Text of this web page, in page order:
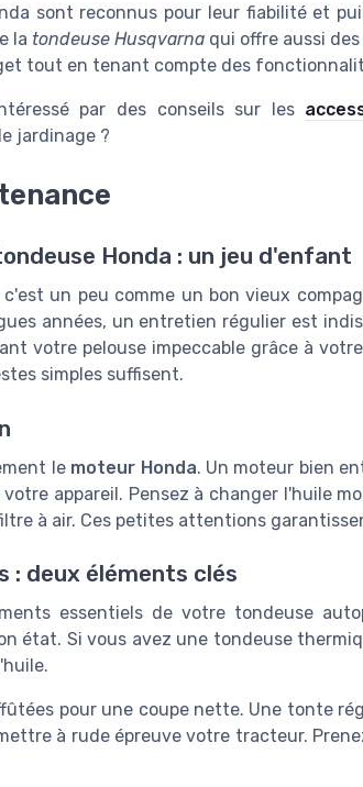
sont reconnus pour leur fiabilité et
la tondeuse Husqvarna qui offre aussi
tout en tenant compte des
par des conseils sur les
jardinage ?
Honda : un jeu d'enfant
un peu comme un bon vieux
années, un entretien régulier est
votre pelouse impeccable grâce à
simples suffisent.
le moteur Honda. Un moteur bien
appareil. Pensez à changer l'huile
à air. Ces petites attentions
: deux éléments clés
essentiels de votre tondeuse
état. Si vous avez une tondeuse
pour une coupe nette. Une tonte
à rude épreuve votre tracteur.